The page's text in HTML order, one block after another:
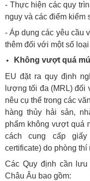
- Thực hiện các quy
nguy và các điểm kiểm
- Áp dụng các yêu cầu
thêm đối với một số
Không vượt quá
EU đặt ra quy định
lượng tối đa (MRL)
nêu cụ thể trong các
hàng thủy hải sản,
phẩm không vượt quá
cách cung cấp
certificate) do phòng
Các Quy định cần
Châu Âu bao gồm: